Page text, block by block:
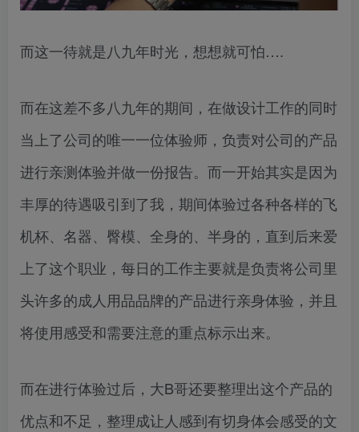
而这一待就是八九年时光，想想就可怕….
而在这差不多八九年的期间，在做设计工作的同时
当上了公司的唯一一位体验师，负责对公司的产品
进行亲测体验并做一份报告。而一开始其实是因为
丰厚的待遇吸引到了我，期间体验过各种各样的飞
机杯、名器、臀模、全身的、半身的，直到后来爱
上了这个职业，每日的工作主要就是负责将公司里
头许多的成人用品品牌的产品进行亲身体验，并且
将使用感受和需要注意的重点标示出来。
而在进行体验过后，大B哥还要整理出这个产品的
优点和不足，整理成让人感到有切身体会感受的文